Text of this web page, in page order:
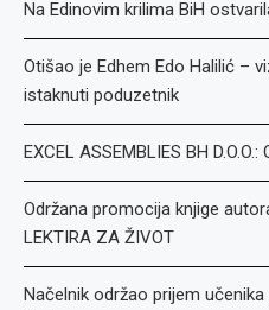
Na Edinovim krilima BiH
Otišao je Edhem Edo Halilić –
istaknuti poduzetnik
EXCEL ASSEMBLIES BH
Održana promocija knjige
LEKTIRA ZA ŽIVOT
Načelnik održao prijem